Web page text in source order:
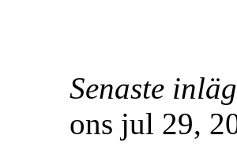
Senaste
ons jul 29,